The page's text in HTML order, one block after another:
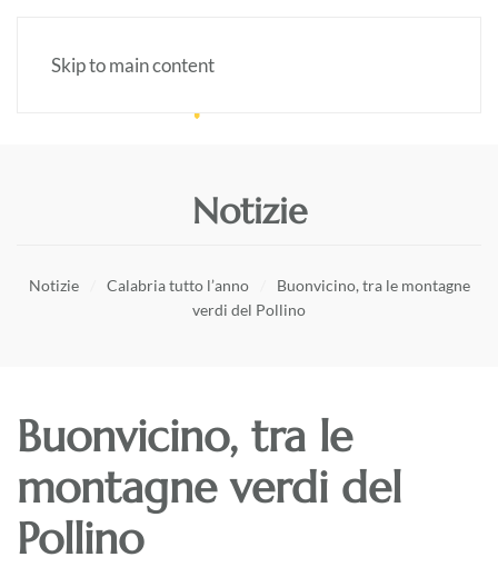
Skip to main content
Notizie
Notizie Calabria tutto l’anno
Buonvicino, tra le montagne
verdi del Pollino
Buonvicino, tra le
montagne verdi del
Pollino